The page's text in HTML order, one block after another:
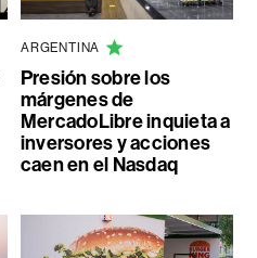
ARGENTINA
Presión sobre los
márgenes de
MercadoLibre inquieta a
inversores y acciones
caen en el Nasdaq